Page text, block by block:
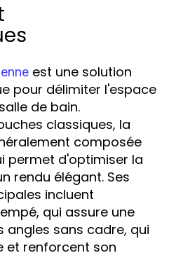
est une solution
pour délimiter l'espace
de bain.
classiques, la
composée
permet d'optimiser la
rendu élégant. Ses
incluent
qui assure une
angles sans cadre, qui
et renforcent son